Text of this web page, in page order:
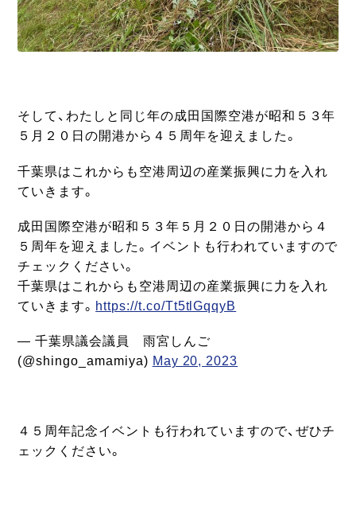
そして、わたしと同じ年の成田国際空港が昭和５３年
５月２０日の開港から４５周年を迎えました。
千葉県はこれからも空港周辺の産業振興に力を入れ
ていきます。
成田国際空港が昭和５３年５月２０日の開港から４
５周年を迎えました。イベントも行われていますので
チェックください。
千葉県はこれからも空港周辺の産業振興に力を入れ
ていきます。 https://t.co/Tt5tlGqqyB
— 千葉県議会議員 雨宮しんご
(@shingo_amamiya) May 20, 2023
４５周年記念イベントも行われていますので、ぜひチ
ェックください。